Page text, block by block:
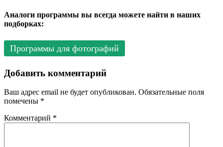
Аналоги программы вы всегда можете найти в наших
подборках:
Программы для фотографий
Добавить комментарий
Ваш адрес email не будет опубликован. Обязательные поля
помечены *
Комментарий *